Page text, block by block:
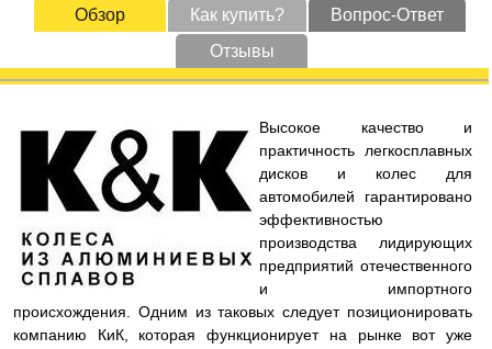
Обзор Как купить?
Вопрос-Ответ
Отзывы
Высокое качество и
практичность легкосплавных
дисков и колес для
автомобилей гарантировано
эффективностью
производства лидирующих
предприятий отечественного
и импортного
происхождения. Одним из таковых следует позиционировать
компанию КиК, которая функционирует на рынке вот уже